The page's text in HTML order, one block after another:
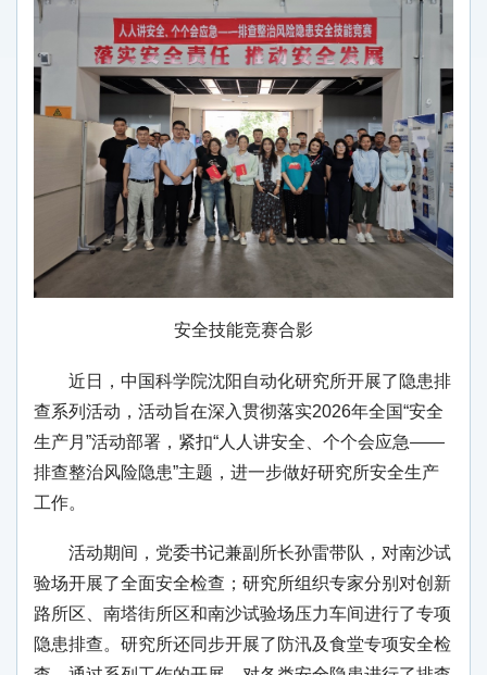
安全技能竞赛合影
近日，中国科学院沈阳自动化研究所开展了隐患排
查系列活动，活动旨在深入贯彻落实2026年全国“安全
生产月”活动部署，紧扣“人人讲安全、个个会应急——
排查整治风险隐患”主题，进一步做好研究所安全生产
工作。
活动期间，党委书记兼副所长孙雷带队，对南沙试
验场开展了全面安全检查；研究所组织专家分别对创新
路所区、南塔街所区和南沙试验场压力车间进行了专项
隐患排查。研究所还同步开展了防汛及食堂专项安全检